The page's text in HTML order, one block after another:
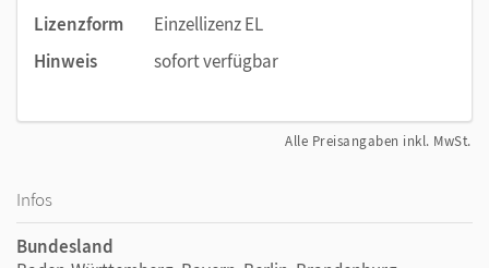
Lizenzform
Einzellizenz EL
Hinweis
sofort verfügbar
Alle Preisangaben inkl. MwSt.
Infos
Bundesland